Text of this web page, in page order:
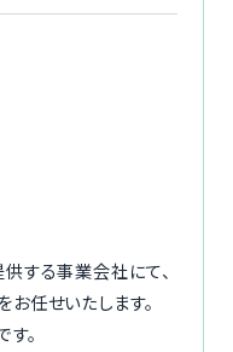
する事業会社にて、
任せいたします。
。